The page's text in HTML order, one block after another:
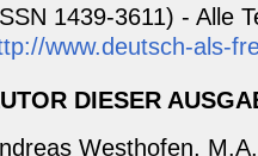
1439-3611) - Alle
www.deutsch-als-
DIESER
Westhofen, M.A.